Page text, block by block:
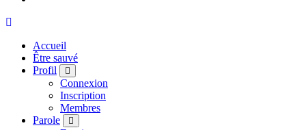
Accueil
Être sauvé
Profil
Connexion
Inscription
Membres
Parole